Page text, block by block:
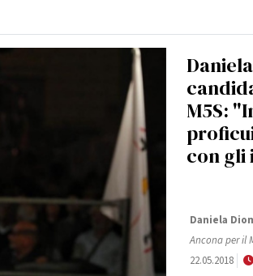
M5S:
con
Daniela
Ancona per il
22.05.2018